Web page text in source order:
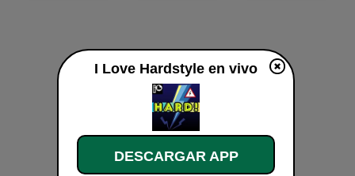
I Love Hardstyle en vivo
DESCARGAR APP